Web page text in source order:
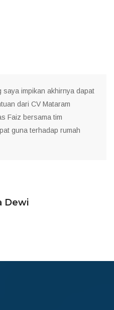
saya impikan akhirnya dapat
dari CV Mataram
Faiz bersama tim
guna terhadap rumah
Dewi